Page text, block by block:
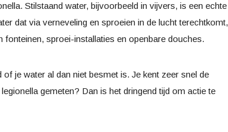
Stilstaand water, bijvoorbeeld in vijvers, is een echte
dat via verneveling en sproeien in de lucht terechtkomt,
sproei-installaties en openbare douches.
je water al dan niet besmet is. Je kent zeer snel de
gemeten? Dan is het dringend tijd om actie te